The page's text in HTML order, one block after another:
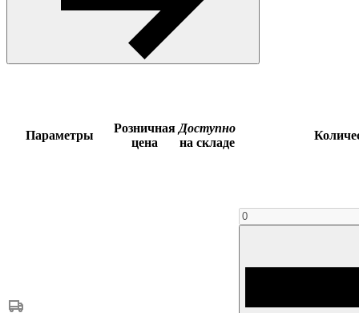
Параметры
Розничная
цена
Доступно
на складе